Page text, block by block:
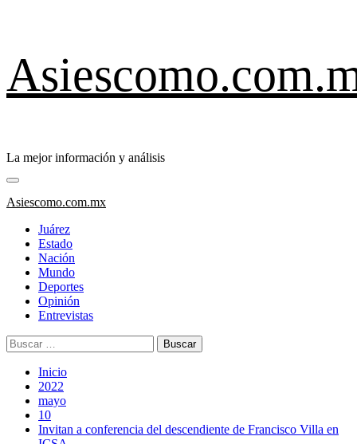
contenido
La mejor información y análisis
Menú
primario
Asiescomo.com.mx
Juárez
Estado
Nación
Mundo
Deportes
Opinión
Entrevistas
Buscar:
Inicio
2022
mayo
10
Invitan a conferencia del descendiente de Francisco Villa en